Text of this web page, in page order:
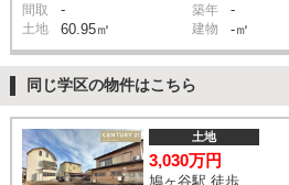
間取 - 築年 -
土地 60.95㎡ 建物 -㎡
同じ学区の物件はこちら
土地
3,030万円